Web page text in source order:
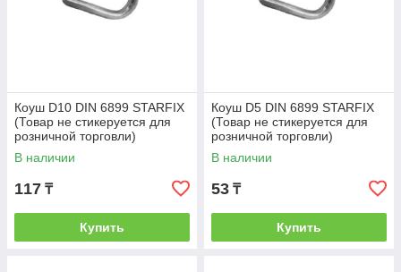
Коуш D10 DIN 6899 STARFIX
(Товар не стикеруется для
розничной торговли)
(STARFIX) (SMP-76799-1)
В наличии
117 ₸
Купить
Коуш D5 DIN 6899 STARFIX
(Товар не стикеруется для
розничной торговли)
(STARFIX) (SMP-76794-1)
В наличии
53 ₸
Купить